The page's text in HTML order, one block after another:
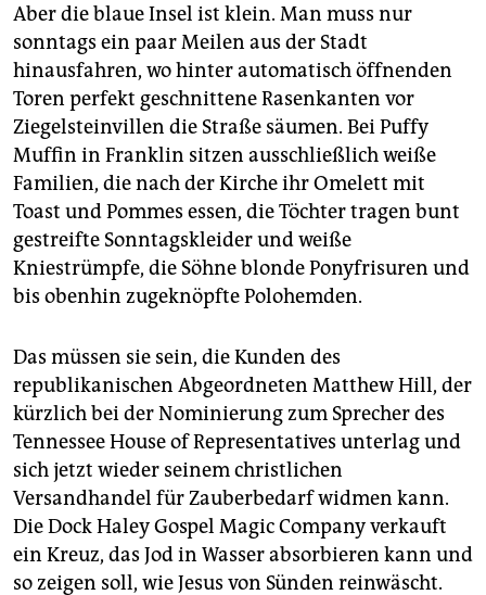
Aber die blaue Insel ist klein. Man muss nur
sonntags ein paar Meilen aus der Stadt
hinausfahren, wo hinter automatisch öffnenden
Toren perfekt geschnittene Rasenkanten vor
Ziegelsteinvillen die Straße säumen. Bei Puffy
Muffin in Franklin sitzen ausschließlich weiße
Familien, die nach der Kirche ihr Omelett mit
Toast und Pommes essen, die Töchter tragen bunt
gestreifte Sonntagskleider und weiße
Kniestrümpfe, die Söhne blonde Ponyfrisuren und
bis obenhin zugeknöpfte Polohemden.
Das müssen sie sein, die Kunden des
republikanischen Abgeordneten Matthew Hill, der
kürzlich bei der Nominierung zum Sprecher des
Tennessee House of Representatives unterlag und
sich jetzt wieder seinem christlichen
Versandhandel für Zauberbedarf widmen kann.
Die Dock Haley Gospel Magic Company verkauft
ein Kreuz, das Jod in Wasser absorbieren kann und
so zeigen soll, wie Jesus von Sünden reinwäscht.